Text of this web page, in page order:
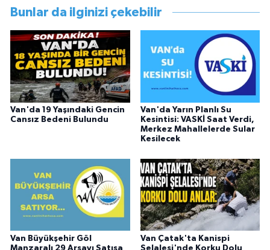
görevini yürütürken istifa edip sosyal medyayı
tercih etmiştir.
Bunlar da ilginizi çekebilir
Van'da 19 Yaşındaki Gencin
Cansız Bedeni Bulundu
Van'da Yarın Planlı Su
Kesintisi: VASKİ Saat Verdi,
Merkez Mahallelerde Sular
Kesilecek
Van Büyükşehir Göl
Manzaralı 29 Arsayı Satışa
Van Çatak'ta Kanispi
Şelalesi'nde Korku Dolu